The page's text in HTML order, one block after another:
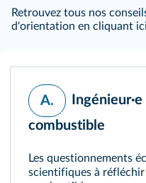
Retrouvez tous nos
d'orientation en cliquant ici
A.
combustible
Les questionnements
scientifiques à